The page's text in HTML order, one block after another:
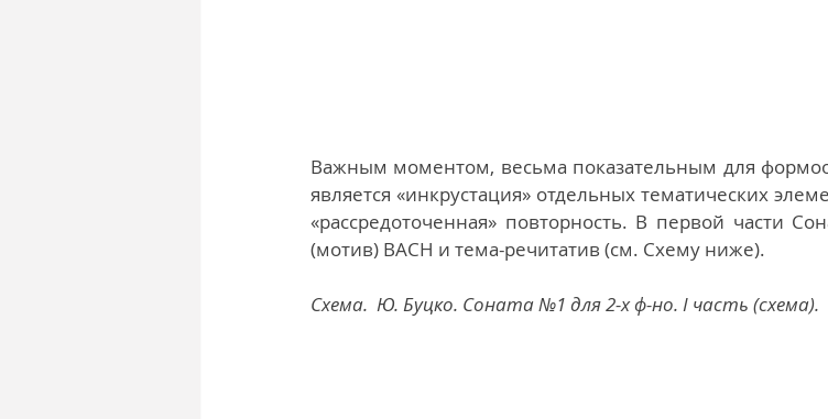
Важным моментом, весьма показательным для
является «инкрустация» отдельных тематических
«рассредоточенная» повторность. В первой части
(мотив) BACH и тема-речитатив (см. Схему ниже).
Схема.  Ю. Буцко. Соната №1 для 2-х ф-но. I часть (схема).